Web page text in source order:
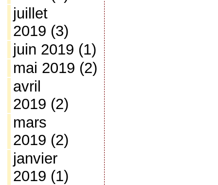
juillet
2019 (3)
juin 2019 (1)
mai 2019 (2)
avril
2019 (2)
mars
2019 (2)
janvier
2019 (1)